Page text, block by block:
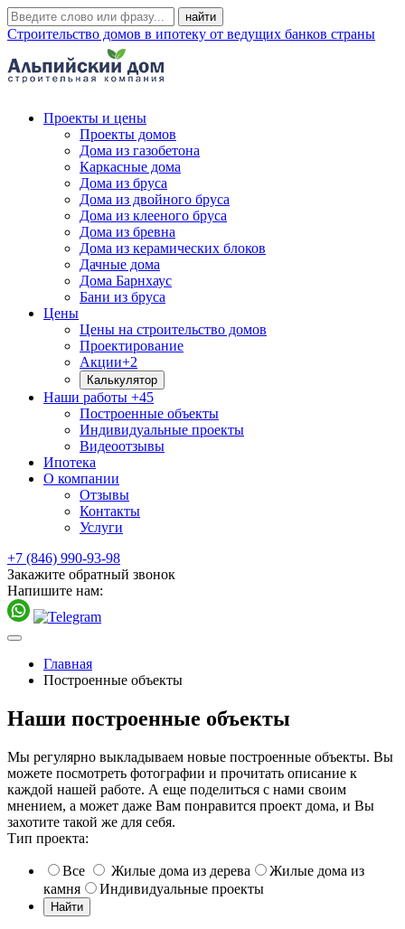
Строительство домов в ипотеку от ведущих банков страны
Проекты и цены
Проекты домов
Дома из газобетона
Каркасные дома
Дома из бруса
Дома из двойного бруса
Дома из клееного бруса
Дома из бревна
Дома из керамических блоков
Дачные дома
Дома Барнхаус
Бани из бруса
Цены
Цены на строительство домов
Проектирование
Акции+2
Калькулятор
Наши работы +45
Построенные объекты
Индивидуальные проекты
Видеоотзывы
Ипотека
О компании
Отзывы
Контакты
Услуги
+7 (846) 990-93-98
Закажите обратный звонок
Напишите нам:
Главная
Построенные объекты
Наши построенные объекты
Мы регулярно выкладываем новые построенные объекты. Вы
можете посмотреть фотографии и прочитать описание к
каждой нашей работе. А еще поделиться с нами своим
мнением, а может даже Вам понравится проект дома, и Вы
захотите такой же для себя.
Тип проекта:
Все Жилые дома из дерева
Жилые дома из
камня
Индивидуальные проекты